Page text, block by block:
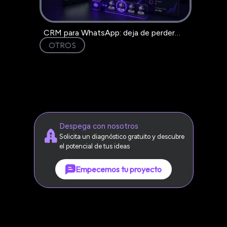
CRM para WhatsApp: deja de perder
clientes en el chat
OTROS
Despega con nosotros
Solicita un diagnóstico gratuito y descubre
el potencial de tus ideas
Empecemos tu proyecto